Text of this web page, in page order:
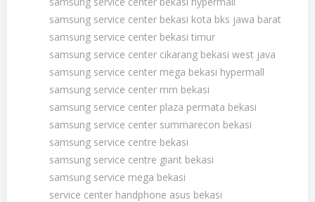
samsung service center bekasi kota bks jawa barat
samsung service center bekasi timur
samsung service center cikarang bekasi west java
samsung service center mega bekasi hypermall
samsung service center mm bekasi
samsung service center plaza permata bekasi
samsung service center summarecon bekasi
samsung service centre bekasi
samsung service centre giant bekasi
samsung service mega bekasi
service center handphone asus bekasi